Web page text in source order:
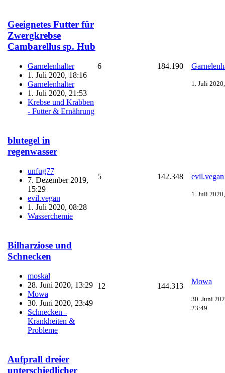
Geeignetes Futter für
Zwergkrebse
Cambarellus sp. Hub
Garnelenhalter
1. Juli 2020, 18:16
Garnelenhalter
1. Juli 2020, 21:53
Krebse und Krabben
- Futter & Ernährung
6 184.190
1. Juli
blutegel in
regenwasser
unfug77
7. Dezember 2019,
15:29
evil.vegan
1. Juli 2020, 08:28
Wasserchemie
5 142.348 evil.vegan
1. Juli
Bilharziose und
Schnecken
moskal
28. Juni 2020, 13:29
Mowa
30. Juni 2020, 23:49
Schnecken -
Krankheiten &
Probleme
12 144.313
Mowa
30. Juni
23:49
Aufprall dreier
unterschiedlicher